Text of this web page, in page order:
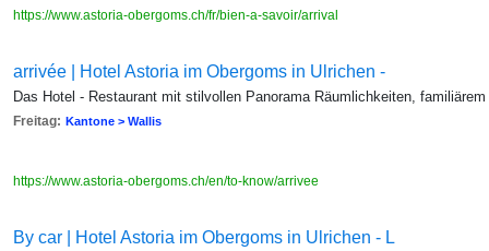
https://www.astoria-obergoms.ch/fr/bien-a-savoir/arrival
arrivée | Hotel Astoria im Obergoms in Ulrichen -
Das Hotel - Restaurant mit stilvollen Panorama Räumlichkeiten,
Freitag: Kantone > Wallis
https://www.astoria-obergoms.ch/en/to-know/arrivee
By car | Hotel Astoria im Obergoms in Ulrichen - L